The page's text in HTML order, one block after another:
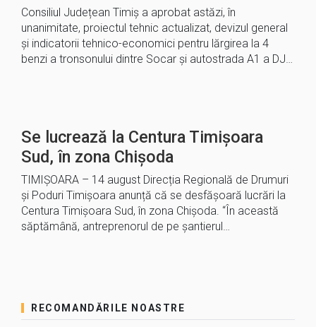
Consiliul Județean Timiș a aprobat astăzi, în
unanimitate, proiectul tehnic actualizat, devizul general
și indicatorii tehnico-economici pentru lărgirea la 4
benzi a tronsonului dintre Socar și autostrada A1 a DJ…
Se lucrează la Centura Timișoara
Sud, în zona Chișoda
TIMIȘOARA – 14 august Direcția Regională de Drumuri
și Poduri Timișoara anunță că se desfășoară lucrări la
Centura Timișoara Sud, în zona Chișoda. “În această
săptămână, antreprenorul de pe șantierul…
RECOMANDĂRILE NOASTRE